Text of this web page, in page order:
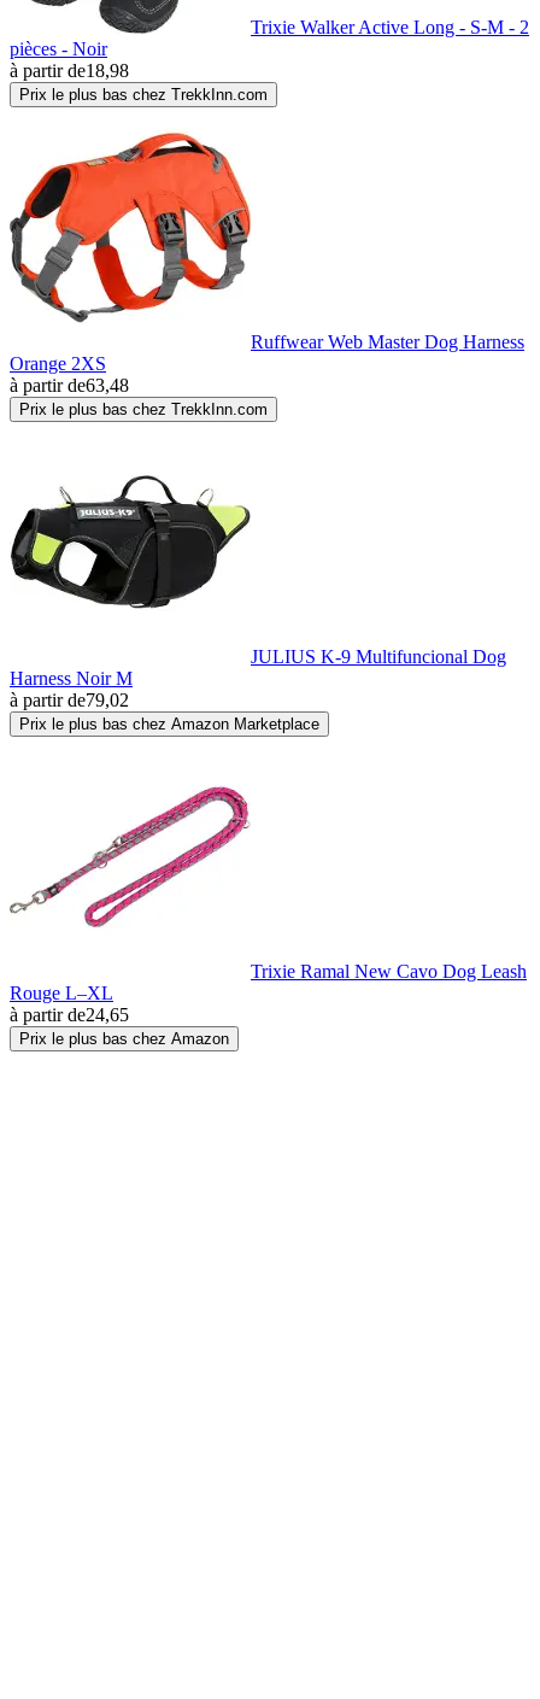
Trixie Walker Active Long - S-M - 2
pièces - Noir
à partir de18,98
Prix le plus bas chez TrekkInn.com
Ruffwear Web Master Dog Harness
Orange 2XS
à partir de63,48
Prix le plus bas chez TrekkInn.com
JULIUS K-9 Multifuncional Dog
Harness Noir M
à partir de79,02
Prix le plus bas chez Amazon Marketplace
Trixie Ramal New Cavo Dog Leash
Rouge L–XL
à partir de24,65
Prix le plus bas chez Amazon